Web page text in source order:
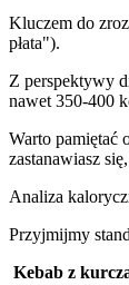
Kluczem do
płata").
Z perspektywy
nawet 350-400
Warto pamiętać
zastanawiasz
Analiza
Przyjmijmy
Kebab z